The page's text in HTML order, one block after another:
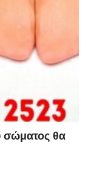
σώματος θα